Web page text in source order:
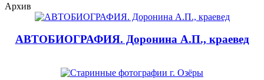
Архив
АВТОБИОГРАФИЯ. Доронина А.П., краевед